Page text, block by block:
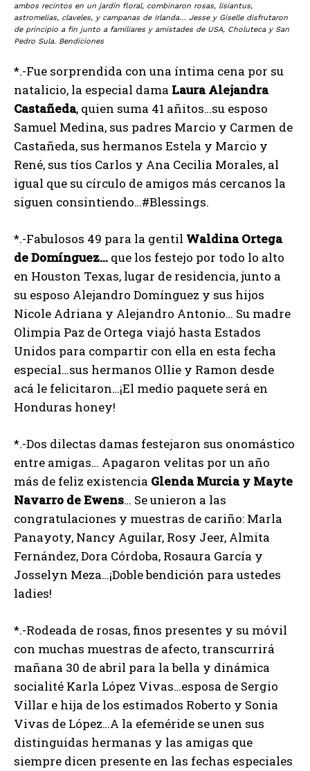
ambos recintos en un jardín floral, combinaron rosas, lisiantus,
astromelias, claveles, y campanas de Irlanda… Jesse y Giselle disfrutaron
de principio a fin junto a familiares y amistades de USA, Choluteca y San
Pedro Sula. Bendiciones
*.-Fue sorprendida con una íntima cena por su
natalicio, la especial dama Laura Alejandra
Castañeda, quien suma 41 añitos…su esposo
Samuel Medina, sus padres Marcio y Carmen de
Castañeda, sus hermanos Estela y Marcio y
René, sus tíos Carlos y Ana Cecilia Morales, al
igual que su círculo de amigos más cercanos la
siguen consintiendo…#Blessings.
*.-Fabulosos 49 para la gentil Waldina Ortega
de Domínguez… que los festejo por todo lo alto
en Houston Texas, lugar de residencia, junto a
su esposo Alejandro Domínguez y sus hijos
Nicole Adriana y Alejandro Antonio… Su madre
Olimpia Paz de Ortega viajó hasta Estados
Unidos para compartir con ella en esta fecha
especial…sus hermanos Ollie y Ramon desde
acá le felicitaron…¡El medio paquete será en
Honduras honey!
*.-Dos dilectas damas festejaron sus onomástico
entre amigas… Apagaron velitas por un año
más de feliz existencia Glenda Murcia y Mayte
Navarro de Ewens… Se unieron a las
congratulaciones y muestras de cariño: Marla
Panayoty, Nancy Aguilar, Rosy Jeer, Almita
Fernández, Dora Córdoba, Rosaura García y
Josselyn Meza…¡Doble bendición para ustedes
ladies!
*.-Rodeada de rosas, finos presentes y su móvil
con muchas muestras de afecto, transcurrirá
mañana 30 de abril para la bella y dinámica
socialité Karla López Vivas…esposa de Sergio
Villar e hija de los estimados Roberto y Sonia
Vivas de López…A la efeméride se unen sus
distinguidas hermanas y las amigas que
siempre dicen presente en las fechas especiales